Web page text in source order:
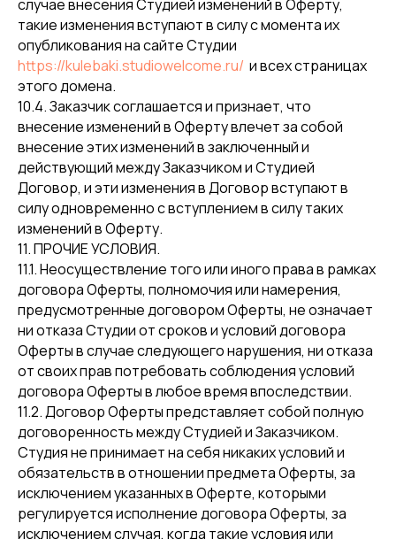
случае внесения Студией изменений в Оферту,
такие изменения вступают в силу с момента их
опубликования на сайте Студии
https://kulebaki.studiowelcome.ru/ и всех страницах
этого домена.
10.4. Заказчик соглашается и признает, что
внесение изменений в Оферту влечет за собой
внесение этих изменений в заключенный и
действующий между Заказчиком и Студией
Договор, и эти изменения в Договор вступают в
силу одновременно с вступлением в силу таких
изменений в Оферту.
11. ПРОЧИЕ УСЛОВИЯ.
11.1. Неосуществление того или иного права в рамках
договора Оферты, полномочия или намерения,
предусмотренные договором Оферты, не означает
ни отказа Студии от сроков и условий договора
Оферты в случае следующего нарушения, ни отказа
от своих прав потребовать соблюдения условий
договора Оферты в любое время впоследствии.
11.2. Договор Оферты представляет собой полную
договоренность между Студией и Заказчиком.
Студия не принимает на себя никаких условий и
обязательств в отношении предмета Оферты, за
исключением указанных в Оферте, которыми
регулируется исполнение договора Оферты, за
исключением случая, когда такие условия или